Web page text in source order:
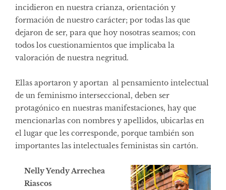
incidieron en nuestra crianza, orientación y
formación de nuestro carácter; por todas las que
dejaron de ser, para que hoy nosotras seamos; con
todos los cuestionamientos que implicaba la
valoración de nuestra negritud.
Ellas aportaron y aportan al pensamiento intelectual
de un feminismo interseccional, deben ser
protagónico en nuestras manifestaciones, hay que
mencionarlas con nombres y apellidos, ubicarlas en
el lugar que les corresponde, porque también son
importantes las intelectuales feministas sin cartón.
Nelly Yendy Arrechea
Riascos